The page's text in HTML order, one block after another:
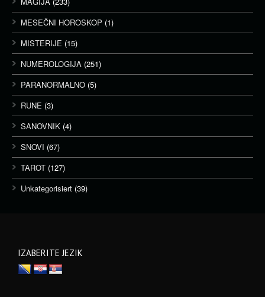
MESEČNI HOROSKOP (1)
MISTERIJE (15)
NUMEROLOGIJA (251)
PARANORMALNO (5)
RUNE (3)
SANOVNIK (4)
SNOVI (67)
TAROT (127)
Unkategorisiert (39)
IZABERITE JEZIK